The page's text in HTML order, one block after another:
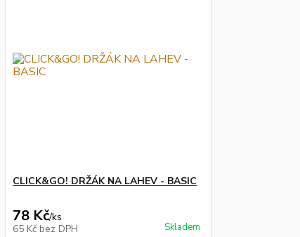
CLICK&GO! DRŽÁK NA LAHEV - BASIC
78 Kč/ks
65 Kč bez DPH Skladem